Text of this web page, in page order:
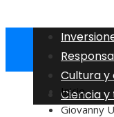
Cultura y
Ciencia
Inicio
Giovanny